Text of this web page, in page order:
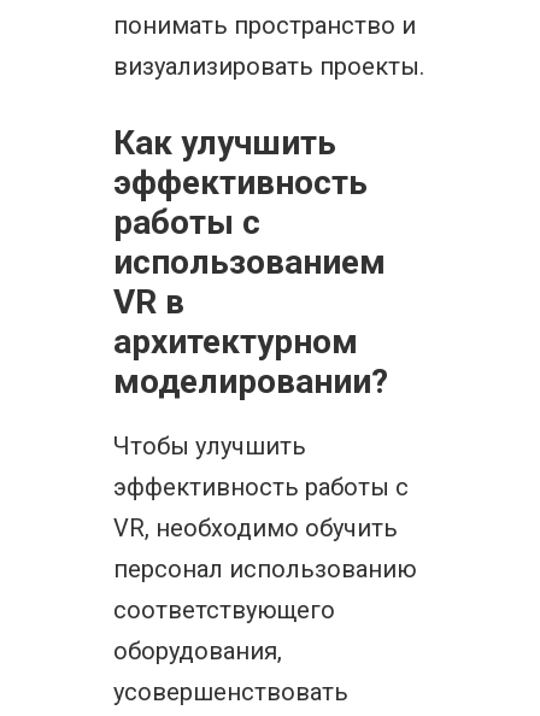
понимать пространство и
визуализировать проекты.
Как улучшить
эффективность
работы с
использованием
VR в
архитектурном
моделировании?
Чтобы улучшить
эффективность работы с
VR, необходимо обучить
персонал использованию
соответствующего
оборудования,
усовершенствовать